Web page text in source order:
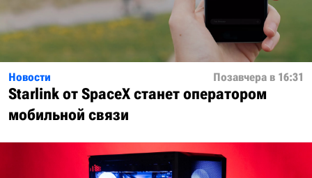
Новости Позавчера в 16:31
Starlink от SpaceX станет оператором
мобильной связи